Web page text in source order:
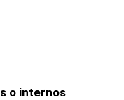
o internos